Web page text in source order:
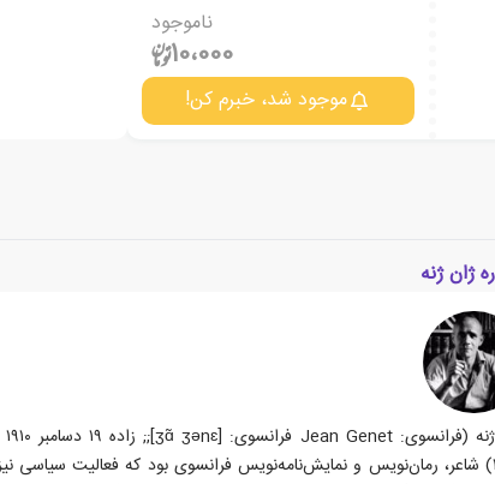
ناموجود
10،000
موجود شد، خبرم کن!
ژان ژنه
۱۹۸۶) شاعر، رمان‌نویس و نمایش‌نامه‌نویس فرانسوی بود که فعالیت